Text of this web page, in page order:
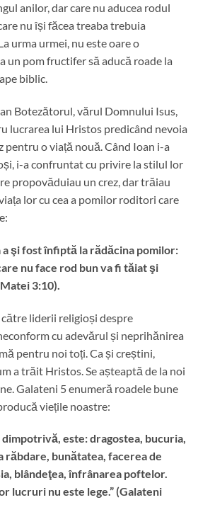
anilor, dar care nu aducea rodul
nu își făcea treaba trebuia
urma urmei, nu este oare o
un pom fructifer să aducă roade la
biblic.
Botezătorul, vărul Domnului Isus,
lucrarea lui Hristos predicând nevoia
pentru o viață nouă. Când Ioan i-a
i-a confruntat cu privire la stilul lor
propovăduiau un crez, dar trăiau
lor cu cea a pomilor roditori care
a şi fost înfiptă la rădăcina pomilor:
nu face rod bun va fi tăiat şi
3:10).
liderii religioși despre
cu adevărul și neprihănirea
pentru noi toți. Ca și creștini,
a trăit Hristos. Se așteaptă de la noi
Galateni 5 enumeră roadele bune
viețile noastre:
dimpotrivă, este: dragostea, bucuria,
răbdare, bunătatea, facerea de
blândeţea, înfrânarea poftelor.
lucruri nu este lege.” (Galateni